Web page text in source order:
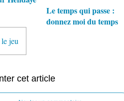
Le temps qui passe :
donnez moi du temps
jeu
cet article